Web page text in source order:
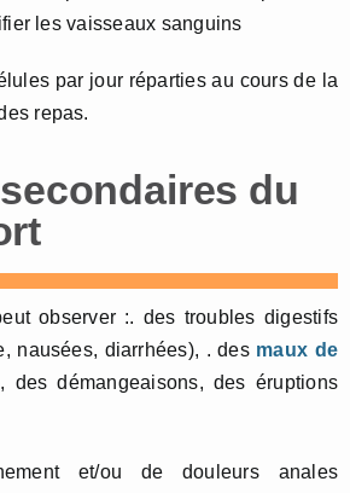
les vaisseaux sanguins
par jour réparties au cours de la
repas.
du
observer :. des troubles digestifs
nausées, diarrhées), . des maux de
des démangeaisons, des éruptions
et/ou de douleurs anales